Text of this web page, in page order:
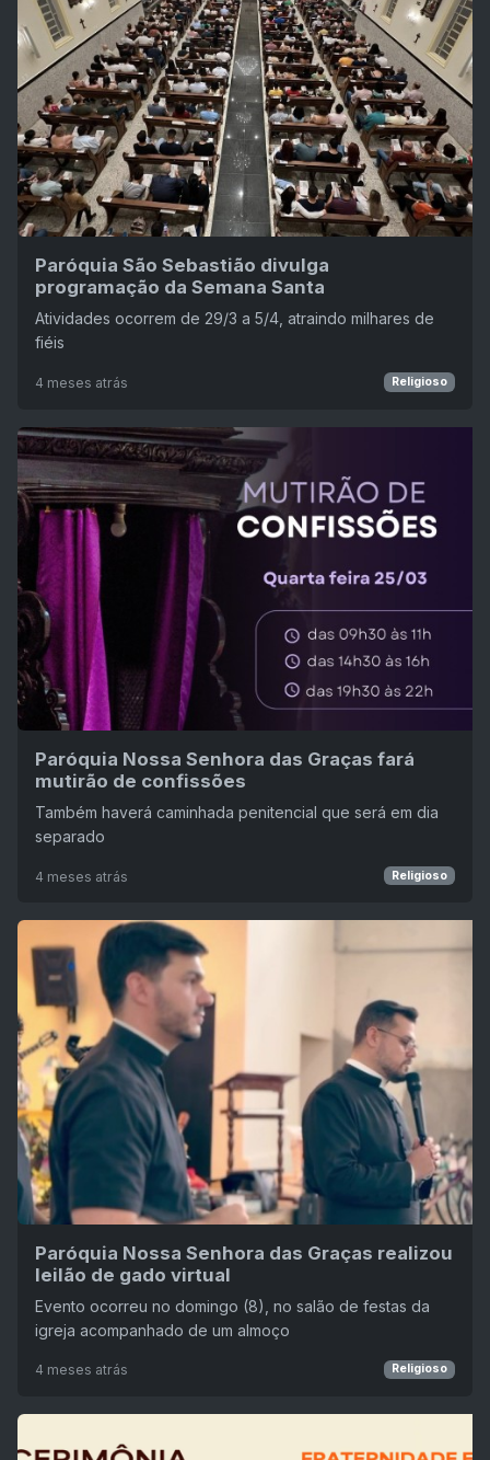
Paróquia São Sebastião divulga
programação da Semana Santa
Atividades ocorrem de 29/3 a 5/4, atraindo milhares de
fiéis
4 meses atrás Religioso
Paróquia Nossa Senhora das Graças fará
mutirão de confissões
Também haverá caminhada penitencial que será em dia
separado
4 meses atrás Religioso
Paróquia Nossa Senhora das Graças realizou
leilão de gado virtual
Evento ocorreu no domingo (8), no salão de festas da
igreja acompanhado de um almoço
4 meses atrás Religioso